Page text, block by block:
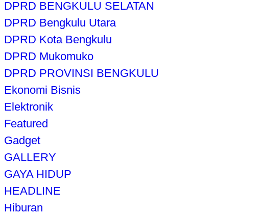
DPRD BENGKULU SELATAN
DPRD Bengkulu Utara
DPRD Kota Bengkulu
DPRD Mukomuko
DPRD PROVINSI BENGKULU
Ekonomi Bisnis
Elektronik
Featured
Gadget
GALLERY
GAYA HIDUP
HEADLINE
Hiburan